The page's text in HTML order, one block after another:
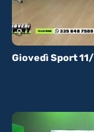
Giovedì Sport